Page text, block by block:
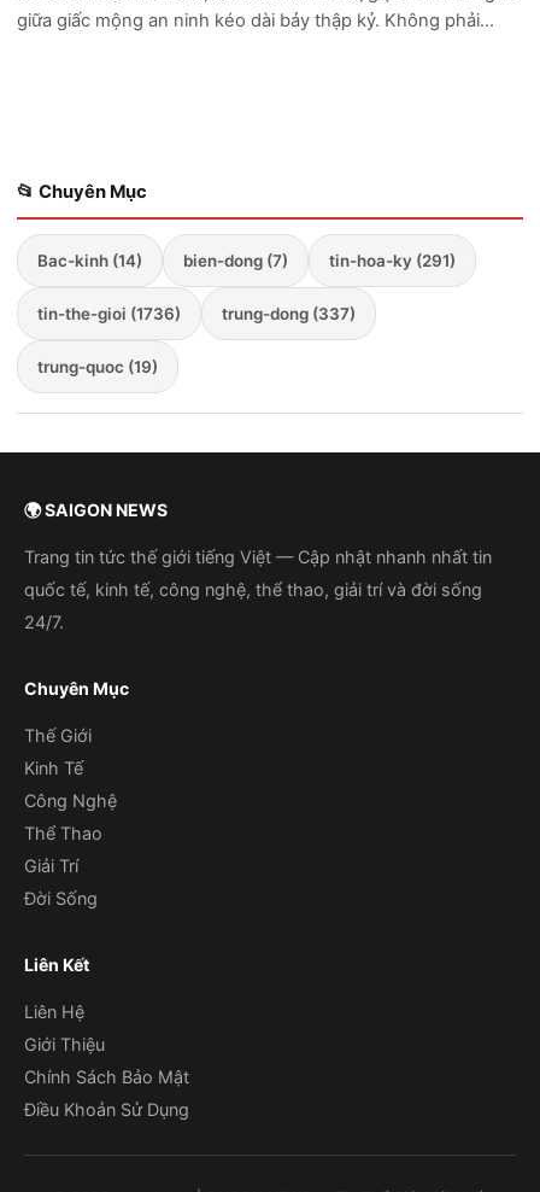
giữa giấc mộng an ninh kéo dài bảy thập kỷ. Không phải
📂 Chuyên Mục
Bac-kinh (14) bien-dong (7) tin-hoa-ky (291)
tin-the-gioi (1736) trung-dong (337)
trung-quoc (19)
🌍 SAIGON NEWS
Trang tin tức thế giới tiếng Việt — Cập nhật nhanh nhất tin
quốc tế, kinh tế, công nghệ, thể thao, giải trí và đời sống
24/7.
Chuyên Mục
Thế Giới
Kinh Tế
Công Nghệ
Thể Thao
Giải Trí
Đời Sống
Liên Kết
Liên Hệ
Giới Thiệu
Chính Sách Bảo Mật
Điều Khoản Sử Dụng